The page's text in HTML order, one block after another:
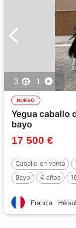
3 1
NUEVO
Yegua caballo
bayo
17 500 €
Caballo en venta
Bayo
4 años
Francia